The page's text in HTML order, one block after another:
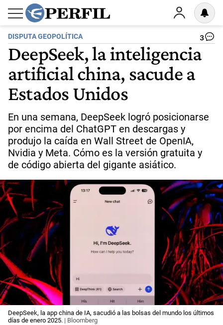
DISPUTA GEOPOLÍTICA 3
DeepSeek, la inteligencia
artificial china, sacude a
Estados Unidos
En una semana, DeepSeek logró posicionarse
por encima del ChatGPT en descargas y
produjo la caída en Wall Street de OpenIA,
Nvidia y Meta. Cómo es la versión gratuita y
de código abierta del gigante asiático.
DeepSeek, la app china de IA, sacudió a las bolsas del mundo los últimos
días de enero 2025. | Bloomberg